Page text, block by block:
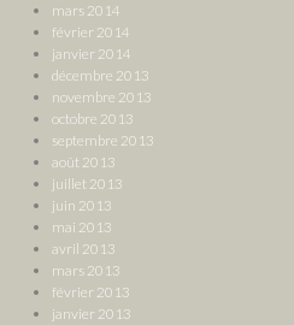
mars 2014
février 2014
janvier 2014
décembre 2013
novembre 2013
octobre 2013
septembre 2013
août 2013
juillet 2013
juin 2013
mai 2013
avril 2013
mars 2013
février 2013
janvier 2013